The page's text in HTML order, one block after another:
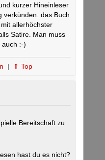
kurzer Hineinleser
verkünden: das Buch
allerhöchster
Satire. Man muss
:-)
| ⇑ Top
Bereitschaft zu
hast du es nicht?